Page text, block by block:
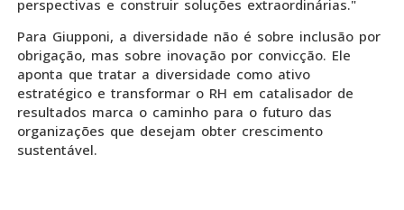
perspectivas e construir soluções extraordinárias."
Para Giupponi, a diversidade não é sobre inclusão por
obrigação, mas sobre inovação por convicção. Ele
aponta que tratar a diversidade como ativo
estratégico e transformar o RH em catalisador de
resultados marca o caminho para o futuro das
organizações que desejam obter crescimento
sustentável.